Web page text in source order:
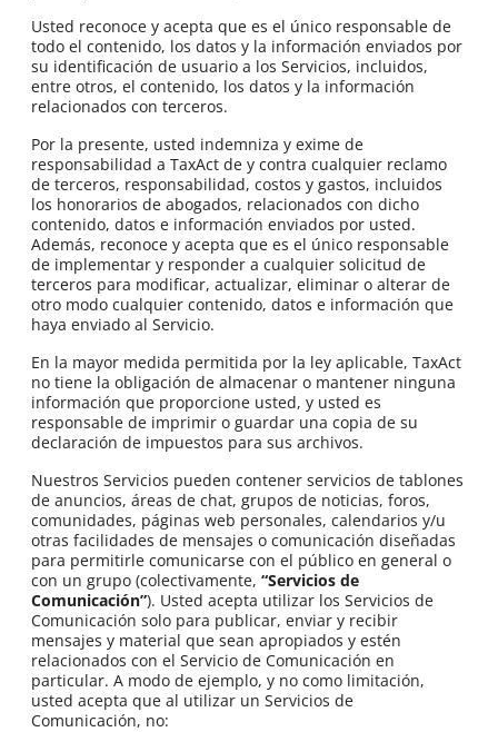
Usted reconoce y acepta que es el único responsable de
todo el contenido, los datos y la información enviados por
su identificación de usuario a los Servicios, incluidos,
entre otros, el contenido, los datos y la información
relacionados con terceros.
Por la presente, usted indemniza y exime de
responsabilidad a TaxAct de y contra cualquier reclamo
de terceros, responsabilidad, costos y gastos, incluidos
los honorarios de abogados, relacionados con dicho
contenido, datos e información enviados por usted.
Además, reconoce y acepta que es el único responsable
de implementar y responder a cualquier solicitud de
terceros para modificar, actualizar, eliminar o alterar de
otro modo cualquier contenido, datos e información que
haya enviado al Servicio.
En la mayor medida permitida por la ley aplicable, TaxAct
no tiene la obligación de almacenar o mantener ninguna
información que proporcione usted, y usted es
responsable de imprimir o guardar una copia de su
declaración de impuestos para sus archivos.
Nuestros Servicios pueden contener servicios de tablones
de anuncios, áreas de chat, grupos de noticias, foros,
comunidades, páginas web personales, calendarios y/u
otras facilidades de mensajes o comunicación diseñadas
para permitirle comunicarse con el público en general o
con un grupo (colectivamente, “Servicios de
Comunicación”). Usted acepta utilizar los Servicios de
Comunicación solo para publicar, enviar y recibir
mensajes y material que sean apropiados y estén
relacionados con el Servicio de Comunicación en
particular. A modo de ejemplo, y no como limitación,
usted acepta que al utilizar un Servicios de
Comunicación, no: